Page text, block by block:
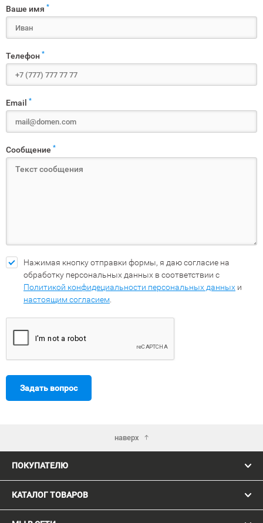
Ваше имя *
Телефон *
Email *
Сообщение *
Нажимая кнопку отправки формы, я даю согласие на
обработку персональных данных в соответствии с
Политикой конфидециальности персональных данных и
настоящим согласием
Задать вопрос
наверх
ПОКУПАТЕЛЮ
КАТАЛОГ ТОВАРОВ